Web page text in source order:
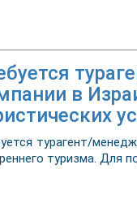
в
турагент/
туризма. Для